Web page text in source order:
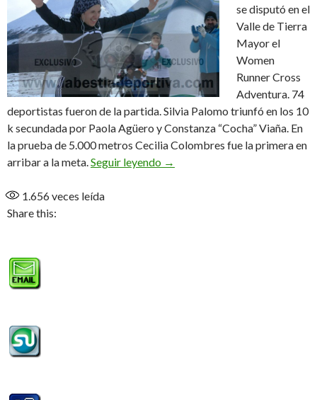
se disputó en el
Valle de Tierra
Mayor el
Women
Runner Cross
Adventura. 74
deportistas fueron de la partida. Silvia Palomo triunfó en los 10
k secundada por Paola Agüero y Constanza “Cocha” Viaña. En
la prueba de 5.000 metros Cecilia Colombres fue la primera en
arribar a la meta.Seguir leyendo Palomo y Colombres las
→
1.656veces leída
Share this: